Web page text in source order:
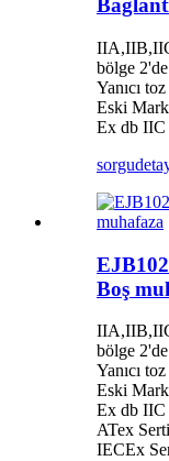
IIA,IIB,IIC
bölge
Yanıcı
Eski
Ex db
sorgu
Boş
IIA,IIB,IIC
bölge
Yanıcı
Eski
Ex db
ATex
IECEx